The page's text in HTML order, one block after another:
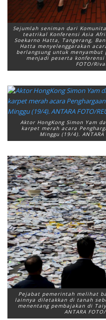
Sejumlah seniman dari
teatrikal Konferensi Asia
Soekarno Hatta, Tangerang,
Hatta menyelenggarakan
berlangsung untuk
menjadi peserta
FOTO/
Aktor HongKong Simon Yam
karpet merah acara
Minggu (19/4). ANTARA
Pejabat pemerintah melihat
lainnya diletakkan di tanah
menentang pembajakan di
ANTARA